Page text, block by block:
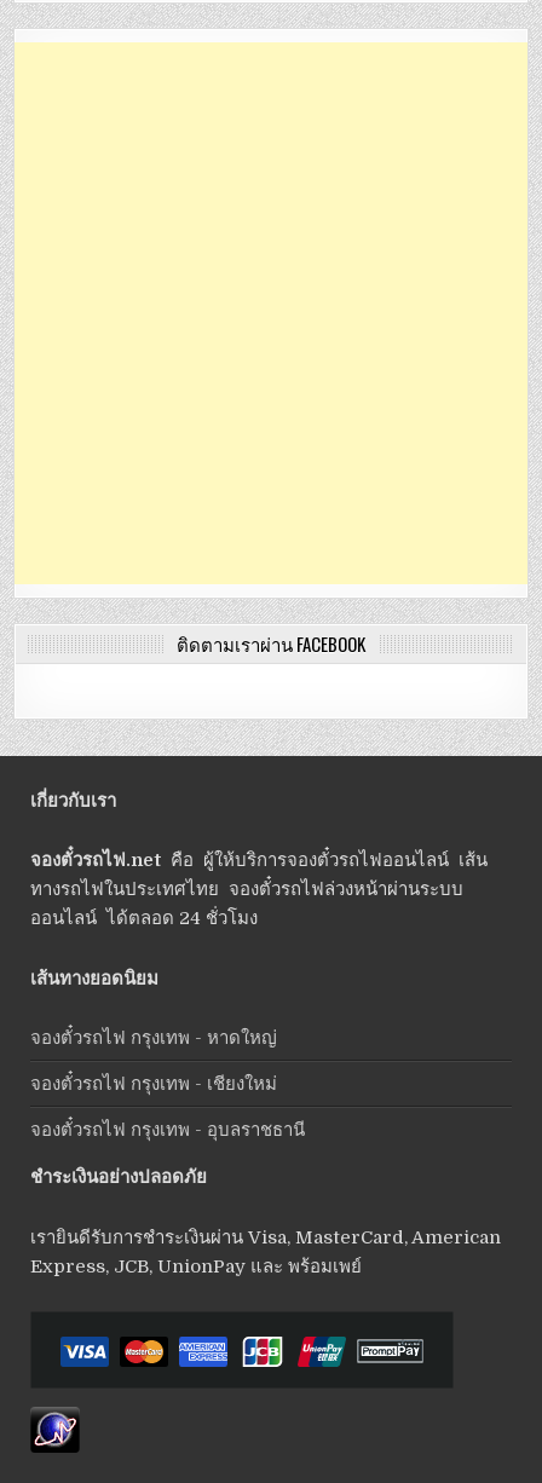
ติดตามเราผ่าน FACEBOOK
เกี่ยวกับเรา
จองตั๋วรถไฟ.net คือ ผู้ให้บริการจองตั๋วรถไฟออนไลน์ เส้น
ทางรถไฟในประเทศไทย จองตั๋วรถไฟล่วงหน้าผ่านระบบ
ออนไลน์ ได้ตลอด 24 ชั่วโมง
เส้นทางยอดนิยม
จองตั๋วรถไฟ กรุงเทพ - หาดใหญ่
จองตั๋วรถไฟ กรุงเทพ - เชียงใหม่
จองตั๋วรถไฟ กรุงเทพ - อุบลราชธานี
ชำระเงินอย่างปลอดภัย
เรายินดีรับการชำระเงินผ่าน Visa, MasterCard, American
Express, JCB, UnionPay และ พร้อมเพย์